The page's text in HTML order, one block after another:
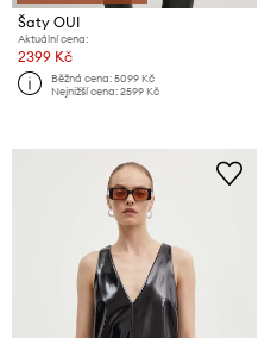
Šaty OUI
Aktuální cena:
2399 Kč
Běžná cena:5099 Kč
Nejnižší cena:2599 Kč